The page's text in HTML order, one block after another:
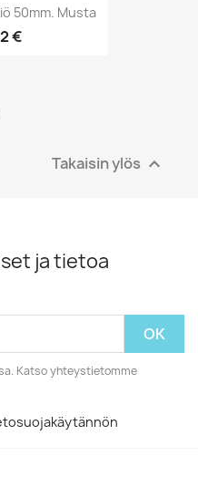
50mm. Musta
€
Takaisin ylös 
ja tietoa
Katso yhteystietomme